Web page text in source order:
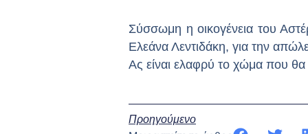
Σύσσωμη η οικογένεια του
Ελεάνα Λεντιδάκη, για την
Ας είναι ελαφρύ το χώμα που θα
Προηγούμενο